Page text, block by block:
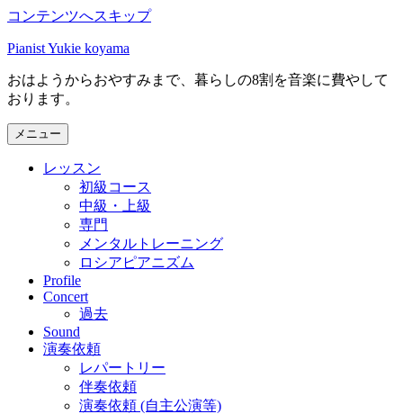
コンテンツへスキップ
Pianist Yukie koyama
おはようからおやすみまで、暮らしの8割を音楽に費やして
おります。
メニュー
レッスン
初級コース
中級・上級
専門
メンタルトレーニング
ロシアピアニズム
Profile
Concert
過去
Sound
演奏依頼
レパートリー
伴奏依頼
演奏依頼 (自主公演等)